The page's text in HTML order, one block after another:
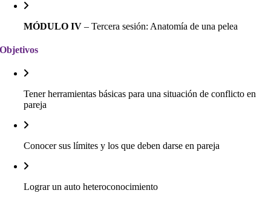
MÓDULO IV – Tercera sesión: Anatomía de una pelea
Objetivos
Tener herramientas básicas para una situación de conflicto en
pareja
Conocer sus límites y los que deben darse en pareja
Lograr un auto heteroconocimiento